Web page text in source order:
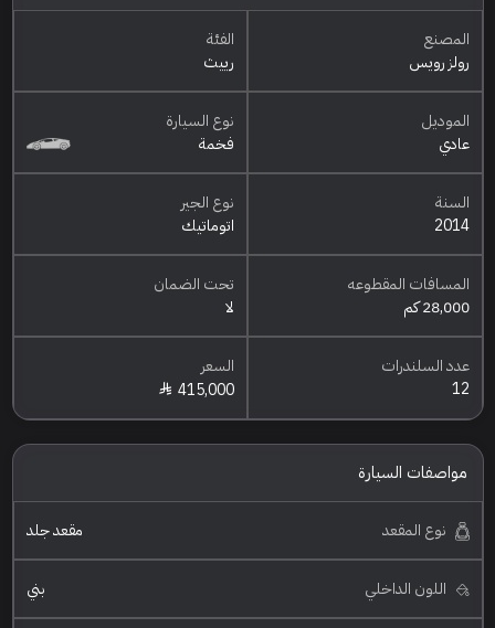
المصنع
رولز رويس
الفئة
رييث
الموديل
عادي
نوع السيارة
فخمة
السنة
2014
نوع الجير
اتوماتيك
المسافات المقطوعه
28,000 كم
تحت الضمان
لا
عدد السلندرات
12
السعر
415,000
مواصفات السيارة
نوع المقعد مقعد جلد
اللون الداخلي بني